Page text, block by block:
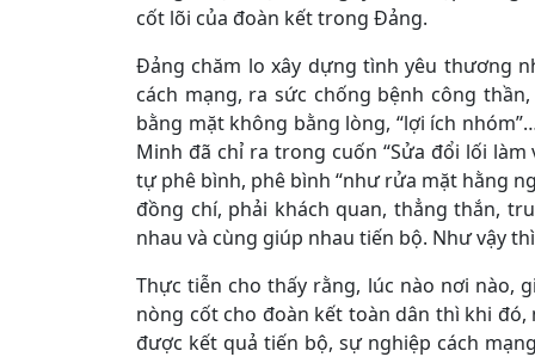
cốt lõi của đoàn kết trong Đảng.
Đảng chăm lo xây dựng tình yêu thương
cách mạng, ra sức chống bệnh công
bằng mặt không bằng lòng, “lợi ích
Minh đã chỉ ra trong cuốn “Sửa đổi lối
tự phê bình, phê bình “như rửa mặt hằng
đồng chí, phải khách quan, thẳng thắn,
nhau và cùng giúp nhau tiến bộ. Như vậy
Thực tiễn cho thấy rằng, lúc nào nơi
nòng cốt cho đoàn kết toàn dân thì khi
được kết quả tiến bộ, sự nghiệp cách